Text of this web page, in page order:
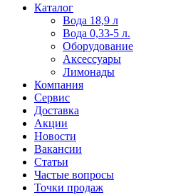
Пользователи
офіційний
сайт
через
разные
сайты.
можно
встретить
онлайн
казино
среди
обсуждаемых
тем.
Каталог
Вода 18,9 л
Вода 0,33-5 л.
Оборудование
Аксессуары
Лимонады
Компания
Сервис
Доставка
Акции
Новости
Вакансии
Статьи
Частые вопросы
Точки продаж